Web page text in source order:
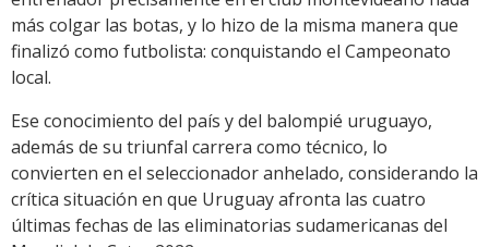
más colgar las botas, y lo hizo de la misma manera que
finalizó como futbolista: conquistando el Campeonato
local.
Ese conocimiento del país y del balompié uruguayo,
además de su triunfal carrera como técnico, lo
convierten en el seleccionador anhelado, considerando la
crítica situación en que Uruguay afronta las cuatro
últimas fechas de las eliminatorias sudamericanas del